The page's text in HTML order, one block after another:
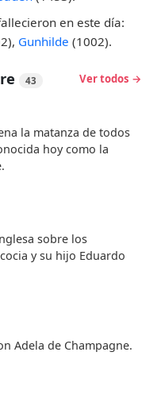
en este día:
Gunhilde (1002).
43 Ver todos →
la matanza de todos
hoy como la
sobre los
y su hijo Eduardo
Adela de Champagne.